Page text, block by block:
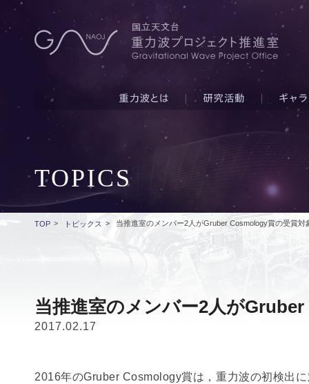
TOPICS
当推進室のメンバー2人が
2017.02.17
2016年のGruber Cosmology賞は，重力波の初検出
TOP > トピックス > 当推進室のメンバー2人がGruber Cosmology賞の受賞対